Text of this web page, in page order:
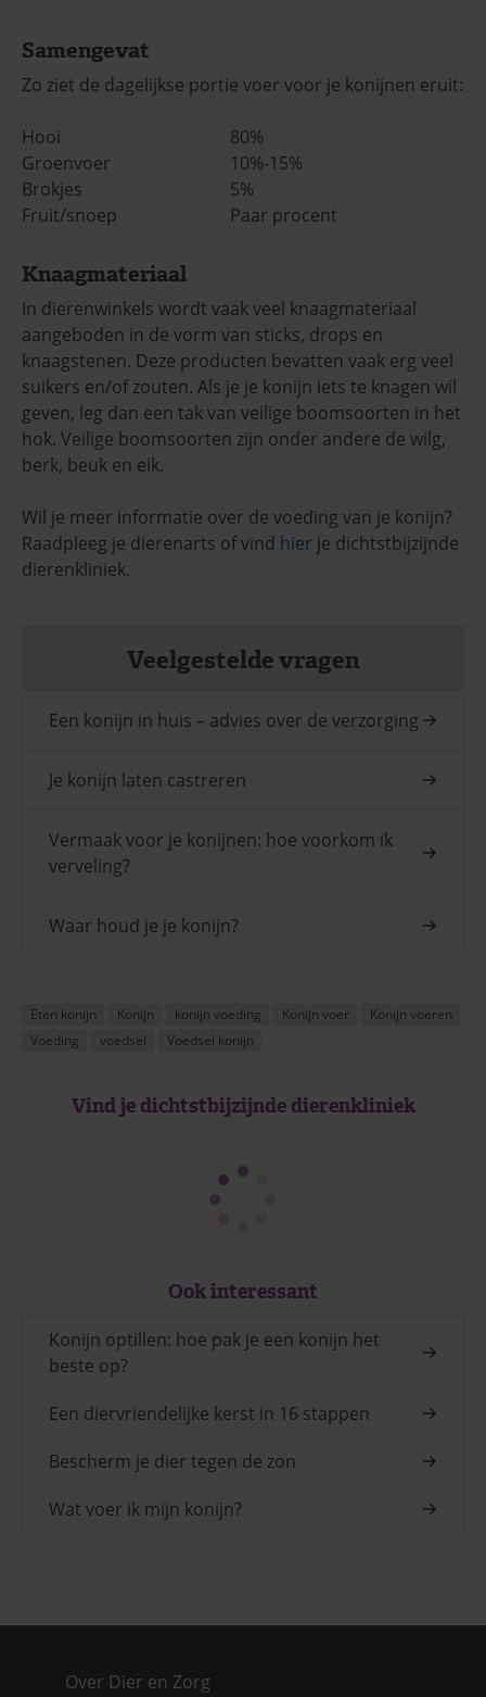
Samengevat
Zo ziet de dagelijkse portie voer voor je konijnen eruit:
Hooi
80%
Groenvoer
10%-15%
Brokjes
5%
Fruit/snoep
Paar procent
Knaagmateriaal
In dierenwinkels wordt vaak veel knaagmateriaal
aangeboden in de vorm van sticks, drops en
knaagstenen. Deze producten bevatten vaak erg veel
suikers en/of zouten. Als je je konijn iets te knagen wil
geven, leg dan een tak van veilige boomsoorten in het
hok. Veilige boomsoorten zijn onder andere de wilg,
berk, beuk en eik.
Wil je meer informatie over de voeding van je konijn?
Raadpleeg je dierenarts of vind hier je dichtstbijzijnde
dierenkliniek.
Veelgestelde vragen
Een konijn in huis – advies over de verzorging
Je konijn laten castreren
Vermaak voor je konijnen: hoe voorkom ik
verveling?
Waar houd je je konijn?
Eten konijn Konijn konijn voeding Konijn voer
Konijn voeren
Voeding
voedsel Voedsel konijn
Vind je dichtstbijzijnde dierenkliniek
Ook interessant
Konijn optillen: hoe pak je een konijn het
beste op?
Een diervriendelijke kerst in 16 stappen
Bescherm je dier tegen de zon
Wat voer ik mijn konijn?
Over Dier en Zorg